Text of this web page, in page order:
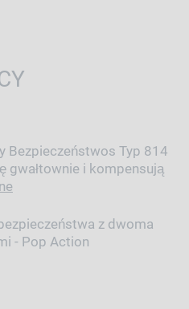
Bezpieczeństwos Typ 814
gwałtownie i kompensują
z dwoma
- Pop Action